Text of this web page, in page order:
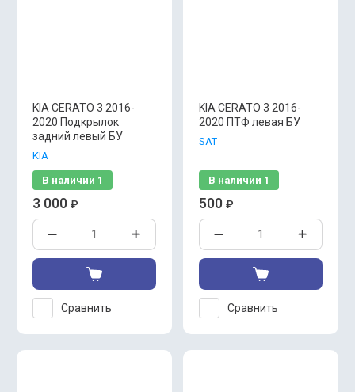
KIA CERATO 3 2016-
2020 Подкрылок
задний левый БУ
KIA
В наличии 1
3 000 ₽
Сравнить
KIA CERATO 3 2016-
2020 ПТФ левая БУ
SAT
В наличии 1
500 ₽
Сравнить